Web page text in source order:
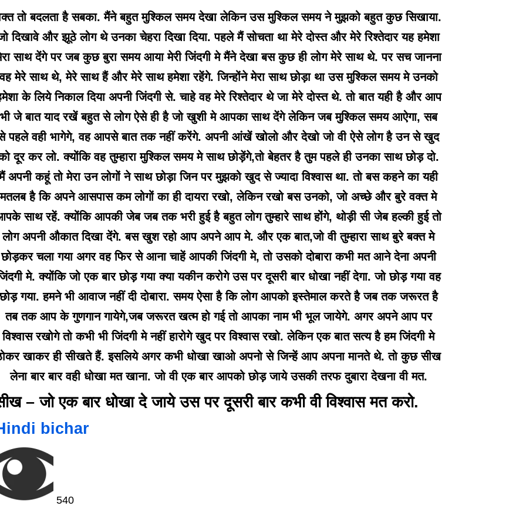
तो बदलता है सबका. मैंने बहुत मुश्किल समय देखा लेकिन उस मुश्किल समय ने मुझको बहुत कुछ सिखाया.
दिखावे और झूठे लोग थे उनका चेहरा दिखा दिया. पहले मैं सोचता था मेरे दोस्त और मेरे रिश्तेदार यह हमेशा
साथ देंगे पर जब कुछ बुरा समय आया मेरी जिंदगी मे मैंने देखा बस कुछ ही लोग मेरे साथ थे. पर सच जानना
मेरे साथ थे, मेरे साथ हैं और मेरे साथ हमेशा रहेंगे. जिन्होंने मेरा साथ छोड़ा था उस मुश्किल समय मे उनको
के लिये निकाल दिया अपनी जिंदगी से. चाहे वह मेरे रिश्तेदार थे जा मेरे दोस्त थे. तो बात यही है और आप
भी जे बात याद रखें बहुत से लोग ऐसे ही है जो खुशी मे आपका साथ देंगे लेकिन जब मुश्किल समय आऐगा, सब
पहले वही भागेगे, वह आपसे बात तक नहीं करेंगे. अपनी आंखें खोलो और देखो जो वी ऐसे लोग है उन से खुद
दूर कर लो. क्योंकि वह तुम्हारा मुश्किल समय मे साथ छोड़ेंगे,तो बेहतर है तुम पहले ही उनका साथ छोड़ दो.
अपनी कहूं तो मेरा उन लोगों ने साथ छोड़ा जिन पर मुझको खुद से ज्यादा विश्वास था. तो बस कहने का यही
मतलब है कि अपने आसपास कम लोगों का ही दायरा रखो, लेकिन रखो बस उनको, जो अच्छे और बुरे वक्त मे
साथ रहें. क्योंकि आपकी जेब जब तक भरी हुई है बहुत लोग तुम्हारे साथ होंगे, थोड़ी सी जेब हल्की हुई तो
लोग अपनी औकात दिखा देंगे. बस खुश रहो आप अपने आप मे. और एक बात,जो वी तुम्हारा साथ बुरे बक्त मे
छोड़कर चला गया अगर वह फिर से आना चाहें आपकी जिंदगी मे, तो उसको दोबारा कभी मत आने देना अपनी
मे. क्योंकि जो एक बार छोड़ गया क्या यकीन करोगे उस पर दूसरी बार धोखा नहीं देगा. जो छोड़ गया वह
गया. हमने भी आवाज नहीं दी दोबारा. समय ऐसा है कि लोग आपको इस्तेमाल करते है जब तक जरूरत है
तब तक आप के गुणगान गायेगे,जब जरूरत खत्म हो गई तो आपका नाम भी भूल जायेगे. अगर अपने आप पर
विश्वास रखोगे तो कभी भी जिंदगी मे नहीं हारोगे खुद पर विश्वास रखो. लेकिन एक बात सत्य है हम जिंदगी मे
खाकर ही सीखते हैं. इसलिये अगर कभी धोखा खाओ अपनो से जिन्हें आप अपना मानते थे. तो कुछ सीख
लेना बार बार वही धोखा मत खाना. जो वी एक बार आपको छोड़ जाये उसकी तरफ दुबारा देखना वी मत.
– जो एक बार धोखा दे जाये उस पर दूसरी बार कभी वी विश्वास मत करो.
bichar
540